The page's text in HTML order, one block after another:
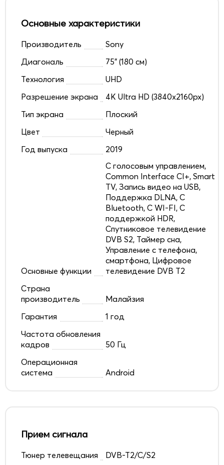
Основные характеристики
Производитель
Sony
Диагональ
75" (180 см)
Технология
UHD
Разрешение экрана
4K Ultra HD (3840x2160px)
Тип экрана
Плоский
Цвет
Черный
Год выпуска
2019
Основные функции
C голосовым управлением,
Common Interface CI+, Smart
TV, Запись видео на USB,
Поддержка DLNA, С
Bluetooth, С WI-FI, С
поддержкой HDR,
Спутниковое телевидение
DVB S2, Таймер сна,
Управление с телефона,
смартфона, Цифровое
телевидение DVB T2
Страна
производитель
Малайзия
Гарантия
1 год
Частота обновления
кадров
50 Гц
Операционная
система
Android
Прием сигнала
Тюнер телевещания
DVB-T2/C/S2